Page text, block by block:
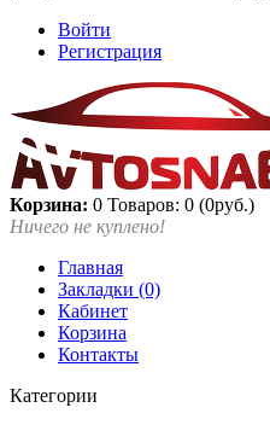
Войти
Регистрация
Корзина: 0 Товаров: 0 (0руб.)
Ничего не куплено!
Главная
Закладки (0)
Кабинет
Корзина
Контакты
Категории